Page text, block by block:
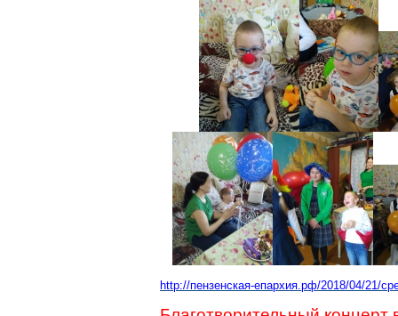
http://пензенская-епархия.рф/2018/04/21/